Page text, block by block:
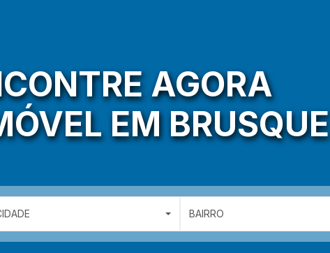
AGORA
EM BRUSQUE
BAIRRO